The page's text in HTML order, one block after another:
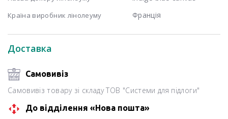
Доставка
Самовивіз
Самовивіз товару зі складу ТОВ "Системи для підлоги"
До відділення «Нова пошта»
Країна виробник лінолеуму Франція